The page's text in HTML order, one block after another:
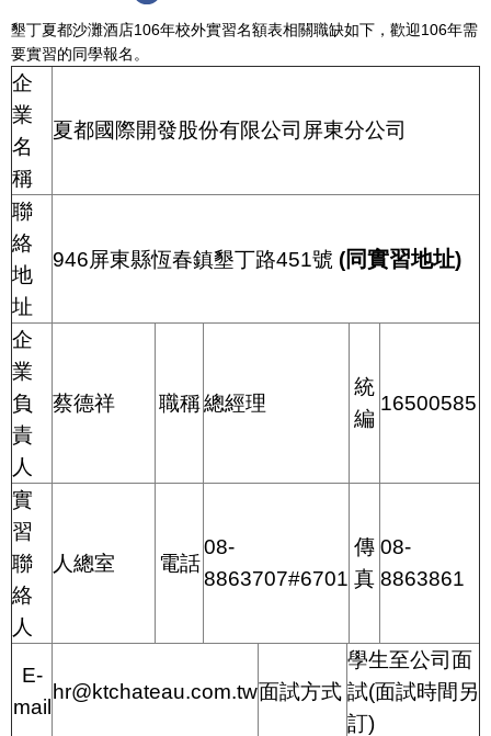
墾丁夏都沙灘酒店106年校外實習名額表相關職缺如下，歡迎106年需
要實習的同學報名。
企
業
名
稱
夏都國際開發股份有限公司屏東分公司
聯
絡
地
址
946屏東縣恆春鎮墾丁路451號 (同實習地址)
企
業
負
責
人
蔡德祥 職稱總經理
統
編
16500585
實
習
聯
絡
人
人總室 電話
08-
8863707#6701
傳
真
08-
8863861
E-
mail
hr@ktchateau.com.tw面試方式
學生至公司面
試(面試時間另
訂)